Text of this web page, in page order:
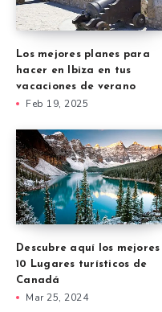
Los mejores planes para
hacer en Ibiza en tus
vacaciones de verano
Feb 19, 2025
Descubre aquí los mejores
10 Lugares turísticos de
Canadá
Mar 25, 2024